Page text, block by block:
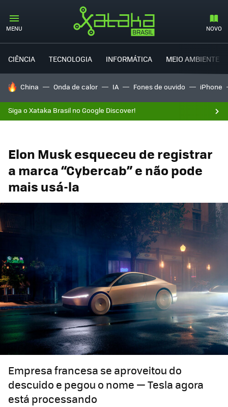
MENU NOVO
CIÊNCIA TECNOLOGIA INFORMÁTICA MEIO AMBIENTE
TENDÊNCIAS DO DIA
China Onda de calor IA Fones de ouvido iPhone
Siga o Xataka Brasil no Google Discover!
Elon Musk esqueceu de registrar
a marca “Cybercab” e não pode
mais usá-la
Empresa francesa se aproveitou do
descuido e pegou o nome — Tesla agora
está processando